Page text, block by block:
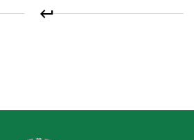
keyboard_return